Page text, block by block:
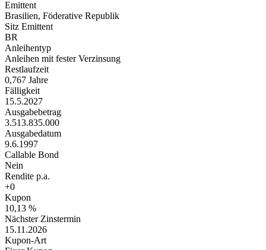
Emittent
Brasilien, Föderative Republik
Sitz Emittent
BR
Anleihentyp
Anleihen mit fester Verzinsung
Restlaufzeit
0,767 Jahre
Fälligkeit
15.5.2027
Ausgabebetrag
3.513.835.000
Ausgabedatum
9.6.1997
Callable Bond
Nein
Rendite p.a.
+0
Kupon
10,13 %
Nächster Zinstermin
15.11.2026
Kupon-Art